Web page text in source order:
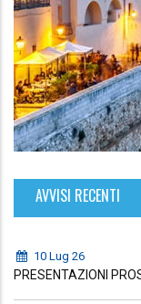
AVVISI RECENTI
10 Lug 26
PRESENTAZIONI